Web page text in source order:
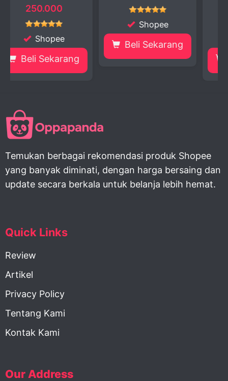
Beli Sekarang
220.000
Shopee
Beli Sekarang
Temukan berbagai rekomendasi produk Shopee
yang banyak diminati, dengan harga bersaing dan
update secara berkala untuk belanja lebih hemat.
Quick Links
Review
Artikel
Privacy Policy
Tentang Kami
Kontak Kami
Our Address